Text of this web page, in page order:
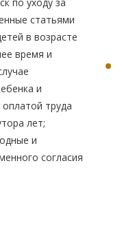
статьями
в возрасте
время и
и
труда
лет;
и
согласия